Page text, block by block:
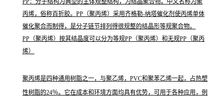
PP：分子结构为典型的主体规整结构，为结晶聚合物。中文名称为聚
丙烯，俗称百折胶。PP（聚丙烯）采用齐格勒-纳塔催化剂使丙烯单体
催化聚合而制得，是分子链节排列得很规整的结晶形等规聚合物。
PP（聚丙烯）按其结晶度可以分为等规PP（聚丙烯）和无规PP（聚丙
烯）
聚丙烯是四种通用树脂之一，与聚乙烯，PVC和聚苯乙烯一起，占热塑
性树脂的24％。它在成本和环境方面均具有优势，可用于各种应用，例